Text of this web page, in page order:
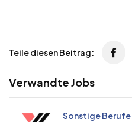
Teile diesen Beitrag:
Verwandte Jobs
Sonstige Berufe